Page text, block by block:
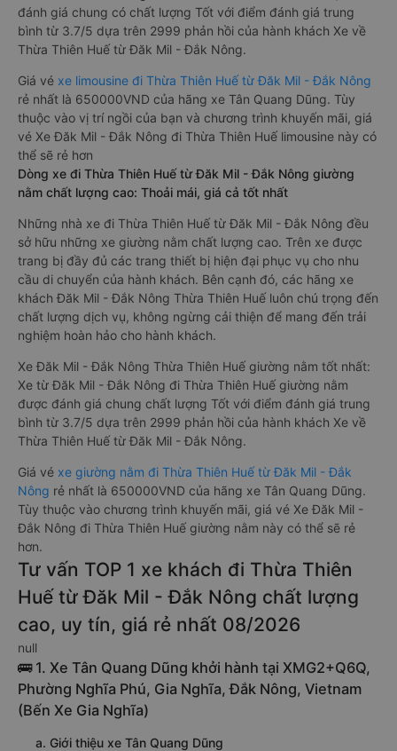
đánh giá chung có chất lượng Tốt với điểm đánh giá trung
bình từ 3.7/5 dựa trên 2999 phản hồi của hành khách Xe về
Thừa Thiên Huế từ Đăk Mil - Đắk Nông.
Giá vé xe limousine đi Thừa Thiên Huế từ Đăk Mil - Đắk Nông
rẻ nhất là 650000VND của hãng xe Tân Quang Dũng. Tùy
thuộc vào vị trí ngồi của bạn và chương trình khuyến mãi, giá
vé Xe Đăk Mil - Đắk Nông đi Thừa Thiên Huế limousine này có
thể sẽ rẻ hơn
Dòng xe đi Thừa Thiên Huế từ Đăk Mil - Đắk Nông giường
nằm chất lượng cao: Thoải mái, giá cả tốt nhất
Những nhà xe đi Thừa Thiên Huế từ Đăk Mil - Đắk Nông đều
sở hữu những xe giường nằm chất lượng cao. Trên xe được
trang bị đầy đủ các trang thiết bị hiện đại phục vụ cho nhu
cầu di chuyển của hành khách. Bên cạnh đó, các hãng xe
khách Đăk Mil - Đắk Nông Thừa Thiên Huế luôn chú trọng đến
chất lượng dịch vụ, không ngừng cải thiện để mang đến trải
nghiệm hoàn hảo cho hành khách.
Xe Đăk Mil - Đắk Nông Thừa Thiên Huế giường nằm tốt nhất:
Xe từ Đăk Mil - Đắk Nông đi Thừa Thiên Huế giường nằm
được đánh giá chung chất lượng Tốt với điểm đánh giá trung
bình từ 3.7/5 dựa trên 2999 phản hồi của hành khách Xe về
Thừa Thiên Huế từ Đăk Mil - Đắk Nông.
Giá vé xe giường nằm đi Thừa Thiên Huế từ Đăk Mil - Đắk
Nông rẻ nhất là 650000VND của hãng xe Tân Quang Dũng.
Tùy thuộc vào chương trình khuyến mãi, giá vé Xe Đăk Mil -
Đắk Nông đi Thừa Thiên Huế giường nằm này có thể sẽ rẻ
hơn.
Tư vấn TOP 1 xe khách đi Thừa Thiên
Huế từ Đăk Mil - Đắk Nông chất lượng
cao, uy tín, giá rẻ nhất 08/2026
null
🚌 1. Xe Tân Quang Dũng khởi hành tại XMG2+Q6Q,
Phường Nghĩa Phú, Gia Nghĩa, Đắk Nông, Vietnam
(Bến Xe Gia Nghĩa)
a. Giới thiệu xe Tân Quang Dũng